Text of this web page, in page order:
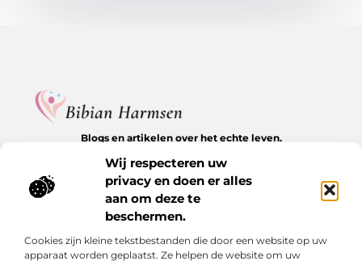
Wij respecteren uw
privacy en doen er alles
aan om deze te
beschermen.
Cookies zijn kleine tekstbestanden die door een website op uw
apparaat worden geplaatst. Ze helpen de website om uw
Blogs en artikelen over het echte leven.
waardevolle inzichten op BibianHarmsen.nl.
Bericht categorie